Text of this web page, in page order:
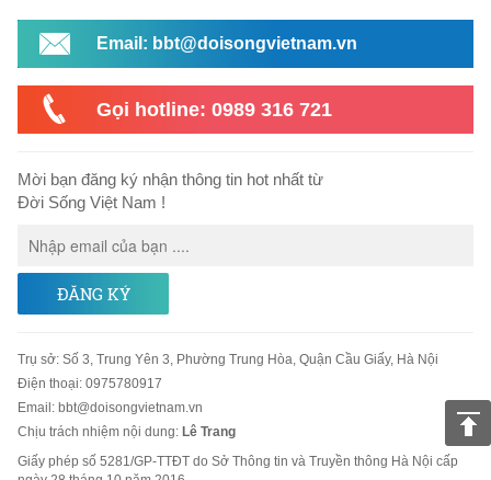
Email: bbt@doisongvietnam.vn
Gọi hotline: 0989 316 721
Mời bạn đăng ký nhận thông tin hot nhất từ
Đời Sống Việt Nam !
ĐĂNG KÝ
Trụ sở: Số 3, Trung Yên 3, Phường Trung Hòa, Quận Cầu Giấy, Hà Nội
Điện thoại: 0975780917
Email : bbt@doisongvietnam.vn
Chịu trách nhiệm nội dung: Lê Trang
Giấy phép số 5281/GP-TTĐT do Sở Thông tin và Truyền thông Hà Nội cấp